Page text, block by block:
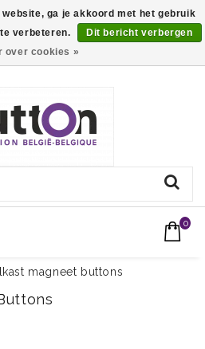
+32 (0)13560051
0
magneet buttons
ga je akkoord met het gebruik
verbeteren.
Dit bericht verbergen
over cookies »